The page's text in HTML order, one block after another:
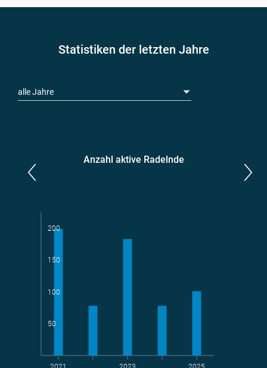
Statistiken der letzten Jahre
alle Jahre
Anzahl aktive Radelnde
50
100
150
200